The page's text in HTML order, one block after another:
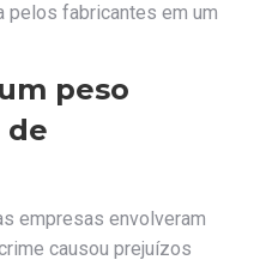
pelos fabricantes em um
peso
de
empresas envolveram
causou prejuízos